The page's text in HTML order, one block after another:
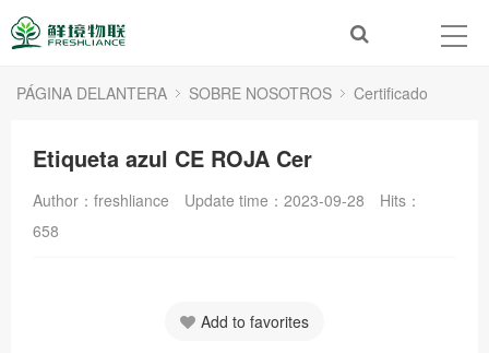
PÁGINA DELANTERA SOBRE NOSOTROS Certificado
Etiqueta azul CE ROJA Cer
Author：freshliance Update time：2023-09-28
Hits：
658
Add to favorites